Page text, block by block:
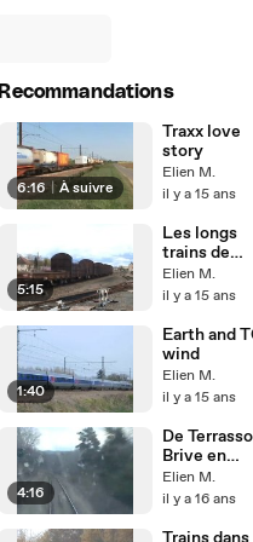
Recommandations
6:16 | À suivre
Traxx love
story
Elien M.
il y a 15 ans
5:15
Les longs
trains de
l'infra
Elien M.
il y a 15 ans
1:40
Earth and
wind
Elien M.
il y a 15 ans
4:16
De
Brive en
X73500
Elien M.
il y a 16 ans